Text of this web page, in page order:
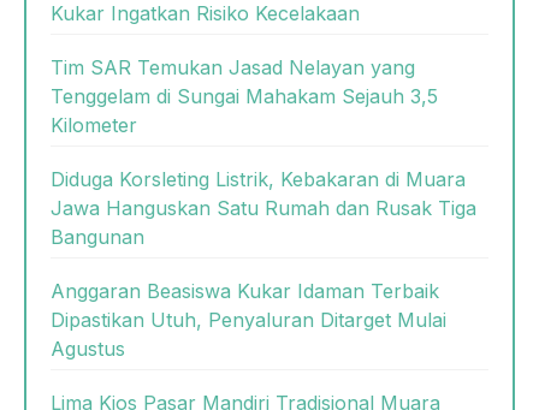
Kukar Ingatkan Risiko Kecelakaan
Tim SAR Temukan Jasad Nelayan yang
Tenggelam di Sungai Mahakam Sejauh 3,5
Kilometer
Diduga Korsleting Listrik, Kebakaran di Muara
Jawa Hanguskan Satu Rumah dan Rusak Tiga
Bangunan
Anggaran Beasiswa Kukar Idaman Terbaik
Dipastikan Utuh, Penyaluran Ditarget Mulai
Agustus
Lima Kios Pasar Mandiri Tradisional Muara